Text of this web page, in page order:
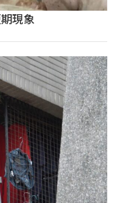
現象